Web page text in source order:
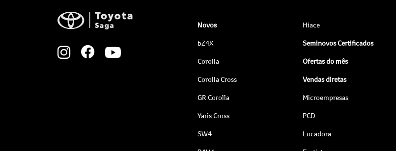
Novos
bZ4X
Corolla
Corolla Cross
GR Corolla
Yaris Cross
SW4
Hiace
Seminovos Certificados
Ofertas do mês
Vendas diretas
Microempresas
PCD
Locadora